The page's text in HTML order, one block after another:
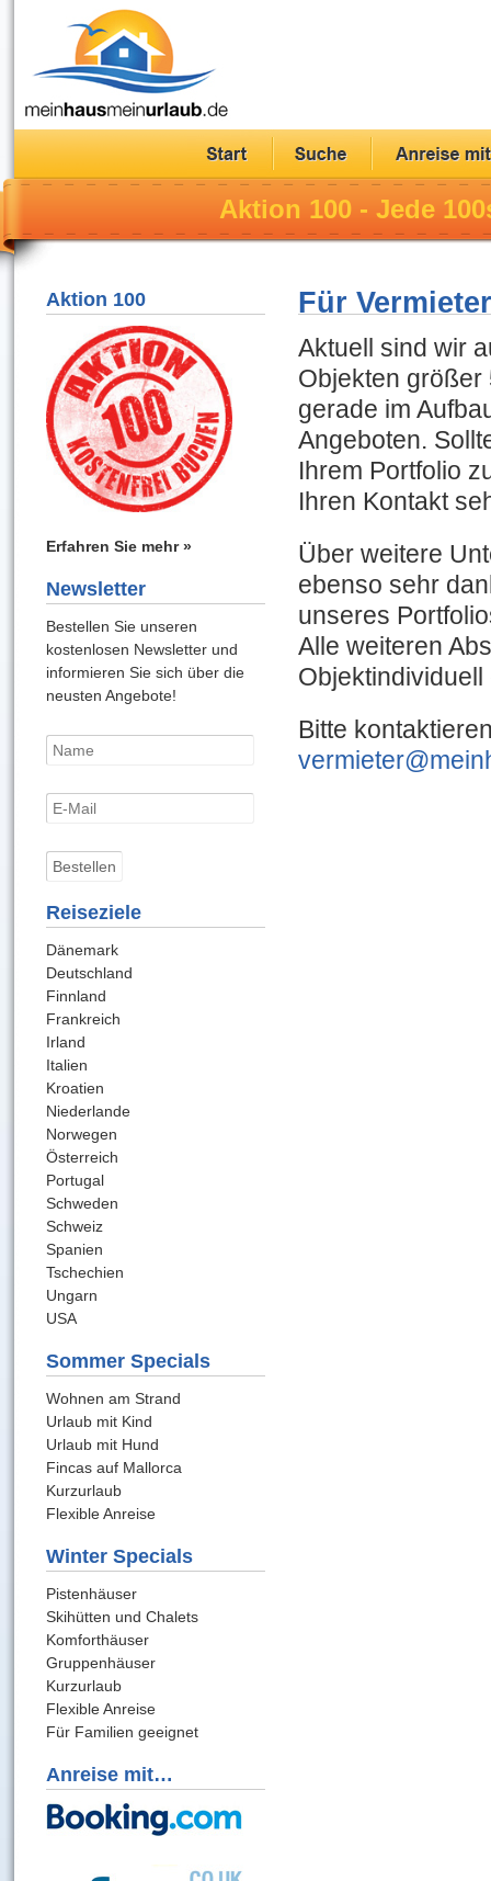
Aktion 100 - Jede
Für Vermieter
Aktuell sind wir
Objekten größer
gerade im
Angeboten.
Ihrem Portfolio
Ihren Kontakt
Über weitere
ebenso sehr
unseres
Alle weiteren
Objektindividuell
Bitte
Aktion 100
Erfahren Sie mehr »
Newsletter
Bestellen Sie unseren
kostenlosen Newsletter und
informieren Sie sich über die
neusten Angebote!
Reiseziele
Dänemark
Deutschland
Finnland
Frankreich
Irland
Italien
Kroatien
Niederlande
Norwegen
Österreich
Portugal
Schweden
Schweiz
Spanien
Tschechien
Ungarn
USA
Sommer Specials
Wohnen am Strand
Urlaub mit Kind
Urlaub mit Hund
Fincas auf Mallorca
Kurzurlaub
Flexible Anreise
Winter Specials
Pistenhäuser
Skihütten und Chalets
Komforthäuser
Gruppenhäuser
Kurzurlaub
Flexible Anreise
Für Familien geeignet
Anreise mit…